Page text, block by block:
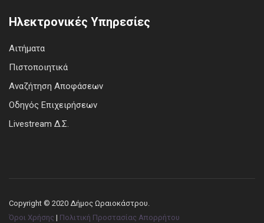
Ηλεκτρονικές Υπηρεσίες
Αιτήματα
Πιστοποιητικά
Αναζήτηση Αποφάσεων
Οδηγός Επιχειρήσεων
Livestream Δ.Σ.
Copyright © 2020 Δήμος Ωραιοκάστρου.
Όροι Χρήσης | Πολιτική Προστασίας Απορρήτου